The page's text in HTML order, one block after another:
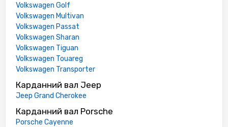
Volkswagen Golf
Volkswagen Multivan
Volkswagen Passat
Volkswagen Sharan
Volkswagen Tiguan
Volkswagen Touareg
Volkswagen Transporter
Карданний вал Jeep
Jeep Grand Cherokee
Карданний вал Porsche
Porsche Cayenne